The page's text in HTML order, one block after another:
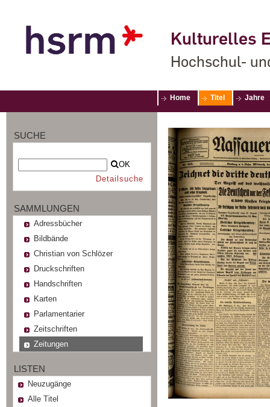
Kulturelles
Hochschul-
Home Titel Jahre
SUCHE
OK
Detailsuche
SAMMLUNGEN
Adressbücher
Bildbände
Christian von Schlözer
Druckschriften
Handschriften
Karten
Parlamentarier
Zeitschriften
Zeitungen
LISTEN
Neuzugänge
Alle Titel